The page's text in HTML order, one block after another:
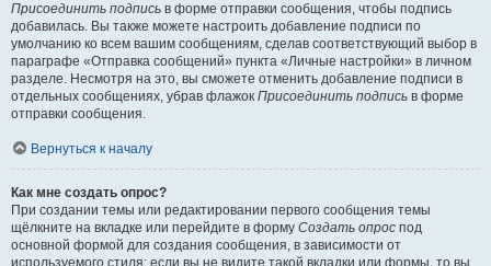
Присоединить подпись в форме отправки сообщения, чтобы подпись
добавилась. Вы также можете настроить добавление подписи по
умолчанию ко всем вашим сообщениям, сделав соответствующий выбор в
параграфе «Отправка сообщений» пункта «Личные настройки» в личном
разделе. Несмотря на это, вы сможете отменить добавление подписи в
отдельных сообщениях, убрав флажок Присоединить подпись в форме
отправки сообщения.
Вернуться к началу
Как мне создать опрос?
При создании темы или редактировании первого сообщения темы
щёлкните на вкладке или перейдите в форму Создать опрос под
основной формой для создания сообщения, в зависимости от
используемого стиля; если вы не видите такой вкладки или формы, то вы